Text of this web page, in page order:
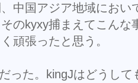
中国アジア地域におい
のkyxy捕まえてこんな
頑張ったと思う。
った。kingJはどうし